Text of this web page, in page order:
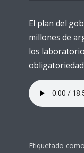
El plan del
millones de
los
Etiquetado